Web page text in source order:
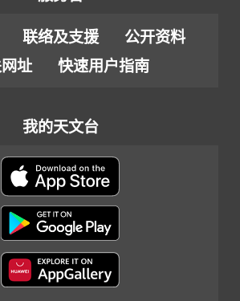
联络及支援
公开资料
址
快速用户指南
我的天文台